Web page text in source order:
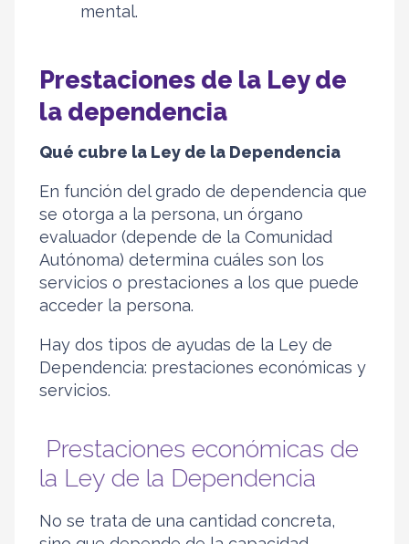
mental.
Prestaciones de la Ley de
la dependencia
Qué cubre la Ley de la Dependencia
En función del grado de dependencia que
se otorga a la persona, un órgano
evaluador (depende de la Comunidad
Autónoma) determina cuáles son los
servicios o prestaciones a los que puede
acceder la persona.
Hay dos tipos de ayudas de la Ley de
Dependencia: prestaciones económicas y
servicios.
Prestaciones económicas de
la Ley de la Dependencia
No se trata de una cantidad concreta,